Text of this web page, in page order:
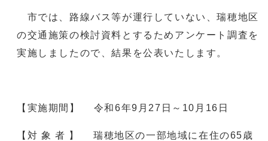
市では、路線バス等が運行していない、瑞穂地区
の交通施策の検討資料とするためアンケート調査を
実施しましたので、結果を公表いたします。
【実施期間】 令和6年9月27日～10月16日
【対 象 者 】 瑞穂地区の一部地域に在住の65歳